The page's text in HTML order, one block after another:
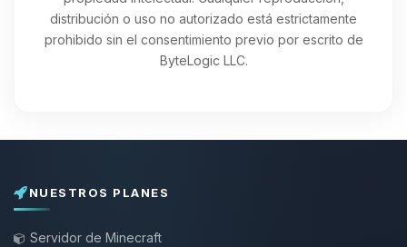
distribución o uso no autorizado está estrictamente
prohibido sin el consentimiento previo por escrito de
ByteLogic LLC.
NUESTROS PLANES
Servidor de Minecraft